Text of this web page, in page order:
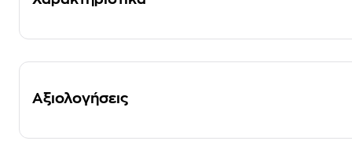
Αξιολογήσεις